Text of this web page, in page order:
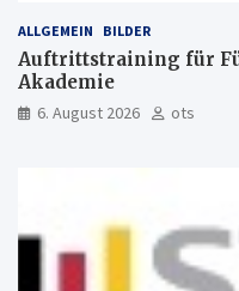
ALLGEMEIN BILDER
Auftrittstraining für
Akademie
6. August 2026 ots